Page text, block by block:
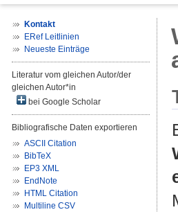
Kontakt
ERef Leitlinien
Neueste Einträge
Literatur vom gleichen Autor/der
gleichen Autor*in
bei Google Scholar
Bibliografische Daten exportieren
ASCII Citation
BibTeX
EP3 XML
EndNote
HTML Citation
Multiline CSV